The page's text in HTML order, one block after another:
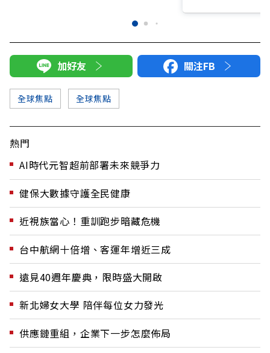
加好友 關注FB
全球焦點 全球焦點
熱門
AI時代元智超前部署未來競爭力
健保大數據守護全民健康
近視族當心！重訓跑步暗藏危機
台中航網十倍增、客運年增近三成
遠見40週年慶典，限時盛大開啟
新北婦女大學 陪伴每位女力發光
供應鏈重組，企業下一步怎麼佈局